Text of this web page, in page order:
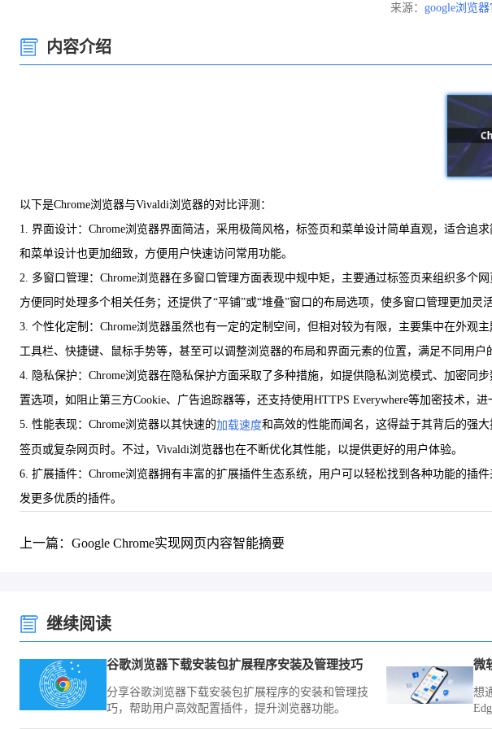
来源： google浏览器
内容介绍
以下是Chrome浏览器与Vivaldi浏览器的对比评测：
1. 界面设计：Chrome浏览器界面简洁，采用极简风格，标签页和菜单设计简单直观，适合
和菜单设计也更加细致，方便用户快速访问常用功能。
2. 多窗口管理：Chrome浏览器在多窗口管理方面表现中规中矩，主要通过标签页来组织多
方便同时处理多个相关任务；还提供了“平铺”或“堆叠”窗口的布局选项，使多窗口管理更加灵活
3. 个性化定制：Chrome浏览器虽然也有一定的定制空间，但相对较为有限，主要集中在外
工具栏、快捷键、鼠标手势等，甚至可以调整浏览器的布局和界面元素的位置，满足不同用户
4. 隐私保护：Chrome浏览器在隐私保护方面采取了多种措施，如提供隐私浏览模式、加密
置选项，如阻止第三方Cookie、广告追踪器等，还支持使用HTTPS Everywhere等加密技术，进
5. 性能表现：Chrome浏览器以其快速的加载速度和高效的性能而闻名，这得益于其背后的强
签页或复杂网页时。不过，Vivaldi浏览器也在不断优化其性能，以提供更好的用户体验。
6. 扩展插件：Chrome浏览器拥有丰富的扩展插件生态系统，用户可以轻松找到各种功能的
发更多优质的插件。
上一篇：Google Chrome实现网页内容智能摘要
继续阅读
谷歌浏览器下载安装包扩展程序安装及管理技巧
分享谷歌浏览器下载安装包扩展程序的安装和管理技
巧，帮助用户高效配置插件，提升浏览器功能。
想